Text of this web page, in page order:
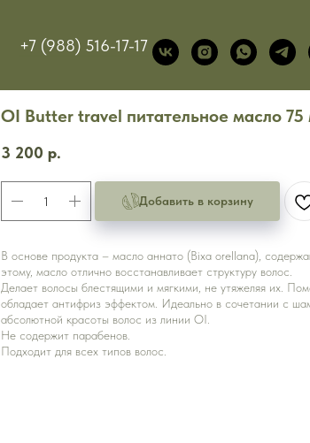
+7 (988) 516-17-17
OI Butter travel питательное масло 75
3 200 р.
Добавить в корзину
В основе продукта – масло аннато (Bixa orellana),
этому, масло отлично восстанавливает структуру волос.
Делает волосы блестящими и мягкими, не утяжеляя их.
обладает антифриз эффектом. Идеально в сочетании с
абсолютной красоты волос из линии OI.
Не содержит парабенов.
Подходит для всех типов волос.